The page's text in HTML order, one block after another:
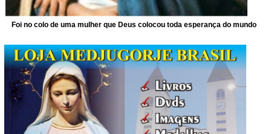
Foi no colo de uma mulher que Deus colocou toda esperança do mundo